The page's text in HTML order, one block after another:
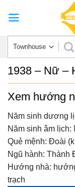
1938 – Nữ –
Xem hướng
Năm sinh dương
Năm sinh âm lịch:
Quẻ mệnh: Đoài
Ngũ hành: Thành
Hướng nhà:
trạch